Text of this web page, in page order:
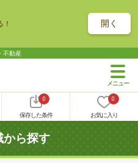
開く
不動産
0
保存した条件
0
お気に入り
から探す